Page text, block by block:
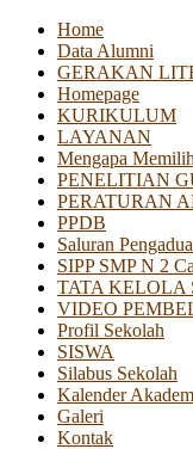
Home
Data Alumni
GERAKAN
Homepage
KURIKULUM
LAYANAN
Mengapa
PENELITIAN
PERATURAN
PPDB
Saluran
SIPP SMP N 2
TATA KELOLA
VIDEO
Profil Sekolah
SISWA
Silabus Sekolah
Kalender
Galeri
Kontak